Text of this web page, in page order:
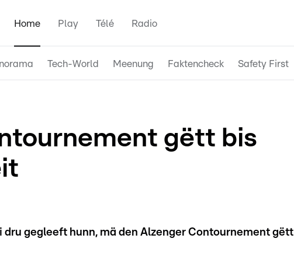
Home Play Télé Radio
Tech-World Meenung Faktencheck Safety First
gëtt bis
dru gegleeft hunn, mä den Alzenger Contournement gëtt